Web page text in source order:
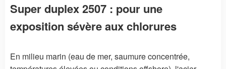
Super duplex 2507 : pour une
exposition sévère aux chlorures
En milieu marin (eau de mer, saumure concentrée,